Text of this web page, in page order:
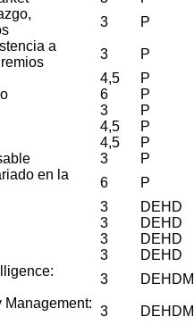
3
P
a
3
P
4,5
P
6
P
3
P
4,5
P
4,5
P
3
P
en la
6
P
3
DEHD
3
DEHD
3
DEHD
3
DEHD
3
DEHDM
3
DEHDM